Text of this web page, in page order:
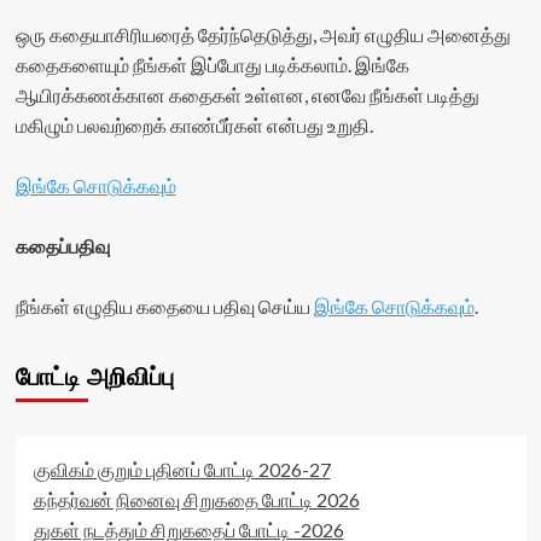
title-
average'>0
(0)
</span>
</div>
data-
rating='0'
data-
rater-
starsize='16'
postid='19712'
readonly-
</div>
title-
average'>0
class='yasr-
stars-
title
yasr-
rater-
id='yasr-
visitor-
data-
rater-
postid='9656'
data-
rater-
ஒரு கதையாசிரியரைத் தேர்ந்தெடுத்து, அவர் எழுதிய அனைத்து
கதைகளையும் நீங்கள் இப்போது படிக்கலாம். இங்கே
ஆயிரக்கணக்கான கதைகள் உள்ளன, எனவே நீங்கள் படித்து
மகிழும் பலவற்றைக் காண்பீர்கள் என்பது உறுதி.
இங்கே சொடுக்கவும்
கதைப்பதிவு
நீங்கள் எழுதிய கதையை பதிவு செய்ய இங்கே சொடுக்கவும்.
போட்டி அறிவிப்பு
குவிகம் குறும் புதினப் போட்டி 2026-27
கந்தர்வன் நினைவு சிறுகதை போட்டி 2026
துகள் நடத்தும் சிறுகதைப் போட்டி -2026